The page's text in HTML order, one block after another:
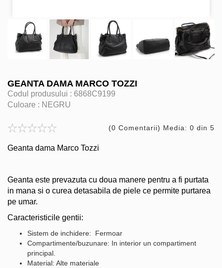
GEANTA DAMA MARCO TOZZI
Codul produsului : 6868C9199
Culoare : NEGRU
(0 Comentarii) Media: 0 din 5
Geanta dama Marco Tozzi
Geanta este prevazuta cu doua manere pentru a fi purtata
in mana si o curea detasabila de piele ce permite purtarea
pe umar.
Caracteristicile gentii:
Sistem de inchidere: Fermoar
Compartimente/buzunare: In interior un compartiment
principal.
Material: Alte materiale